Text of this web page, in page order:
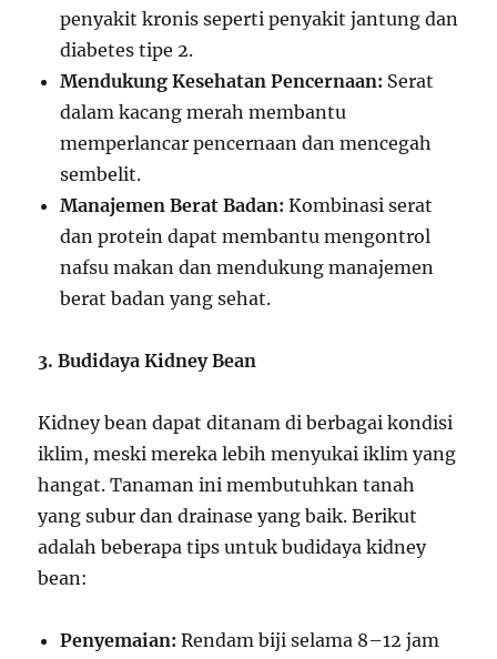
penyakit kronis seperti penyakit jantung dan
diabetes tipe 2.
Mendukung Kesehatan Pencernaan: Serat
dalam kacang merah membantu
memperlancar pencernaan dan mencegah
sembelit.
Manajemen Berat Badan: Kombinasi serat
dan protein dapat membantu mengontrol
nafsu makan dan mendukung manajemen
berat badan yang sehat.
3. Budidaya Kidney Bean
Kidney bean dapat ditanam di berbagai kondisi
iklim, meski mereka lebih menyukai iklim yang
hangat. Tanaman ini membutuhkan tanah
yang subur dan drainase yang baik. Berikut
adalah beberapa tips untuk budidaya kidney
bean:
Penyemaian: Rendam biji selama 8–12 jam